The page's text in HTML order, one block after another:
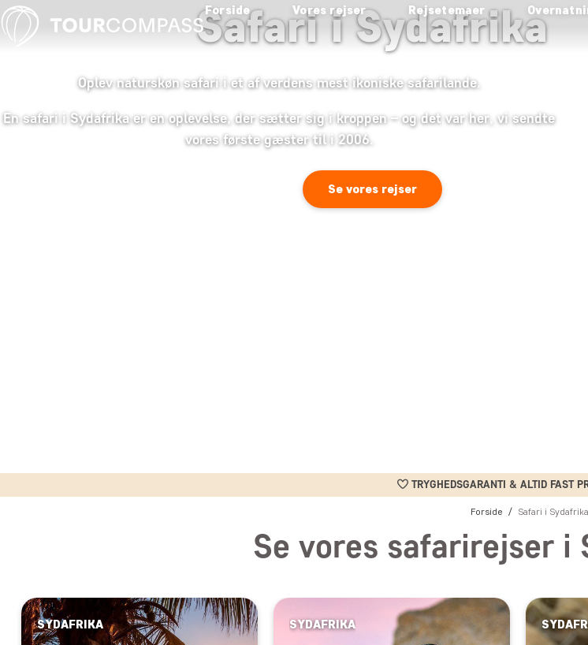
Forside Vores rejser Rejsetemaer
Safari i Sydafrika
Oplev naturskøn safari i et af verdens mest ikoniske safarilande.
En safari i Sydafrika er en oplevelse, der sætter sig i kroppen – og det var her, vi sendte
vores første gæster til i 2006.
Se vores rejser
TRYGHEDSGARANTI & ALTID FAST
Forside Safari i Sydafrika
Se vores safarirejser i
SYDAFRIKA SYDAFRIKA